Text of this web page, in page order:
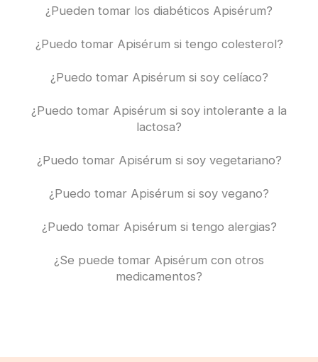
¿Pueden tomar los diabéticos Apisérum?
¿Puedo tomar Apisérum si tengo colesterol?
¿Puedo tomar Apisérum si soy celíaco?
¿Puedo tomar Apisérum si soy intolerante a la
lactosa?
¿Puedo tomar Apisérum si soy vegetariano?
¿Puedo tomar Apisérum si soy vegano?
¿Puedo tomar Apisérum si tengo alergias?
¿Se puede tomar Apisérum con otros
medicamentos?